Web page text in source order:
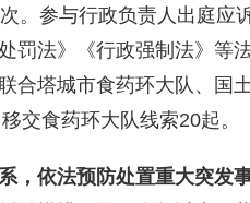
。 参与行政负责人出庭应
罚法》《行政强制法》等
合塔城市食药环大队、国
交食药环大队线索20起。
，依法预防处置重大突发